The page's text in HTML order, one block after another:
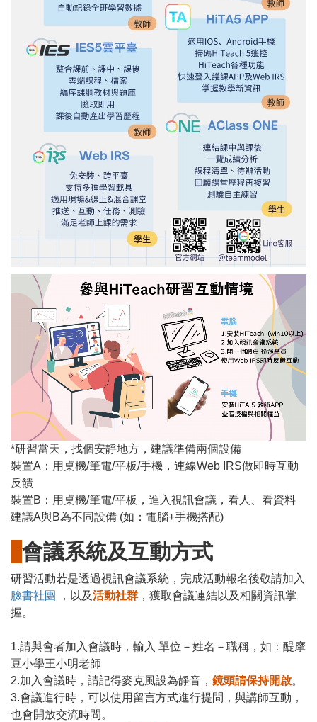
*研習當天，找個安靜地方，建議準備兩個設備
裝置A：用桌機/筆電/平板/手機，連線Web IRS做即時互動
反饋
裝置B：用桌機/筆電/平板，進入視訊會議，看人、看資料
建議A與B為不同設備 (如：電腦+手機搭配)
會議系統及互動方式
研習活動若是透過視訊會議系統，完成活動報名後敬請加入
臉書社團
，以及活動社群 ，獲取會議連結以及相關資訊掌
握。
1.請與會者加入會議時，輸入 單位－姓名－職稱，如：醍摩
豆小學王小明老師
2.加入會議時，請記得麥克風設為靜音， 鏡頭請保持開啟。
3.會議進行時，可以使用留言方式進行提問，與講師互動，
也會開放交流時間。